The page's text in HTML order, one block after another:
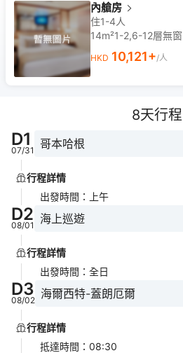
內艙房
住1-4人
14m²1-2,6-12層無窗
HKD 10,121+/人
8天行程
D1
07/31 哥本哈根
行程詳情
出發時間 ： 上午
D2
08/01 海上巡遊
行程詳情
出發時間 ： 全日
D3
08/02 海爾西特-蓋朗厄爾
行程詳情
抵達時間 ： 08:30